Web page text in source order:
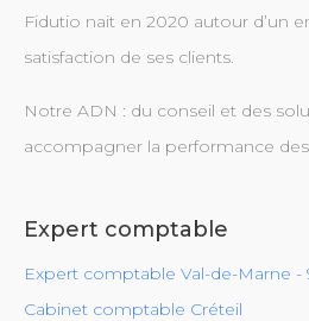
Fidutio nait en 2020 autour d’un
satisfaction de ses clients.
Notre ADN : du conseil et des
accompagner la performance
Expert comptable
Expert comptable Val-de-Marne -
Cabinet comptable Créteil